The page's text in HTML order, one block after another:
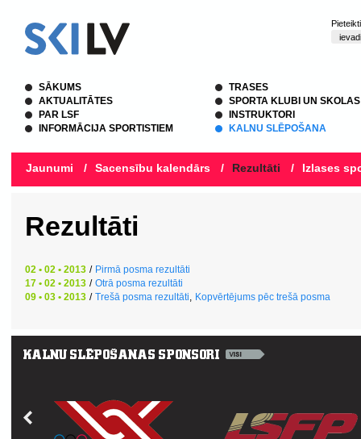
SĀKUMS
AKTUALITĀTES
PAR LSF
INFORMĀCIJA SPORTISTIEM
TRASES
SPORTA KLUBI UN SKOLAS
INSTRUKTORI
KALNU SLĒPOŠANA
Jaunumi / Sacensību kalendārs / Rezultāti / Izlases
Rezultāti
02 • 02 • 2013 / Pirmā posma rezultāti
17 • 02 • 2013 / Otrā posma rezultāti
09 • 03 • 2013 / Trešā posma rezultāti, Kopvērtējums pēc trešā posma